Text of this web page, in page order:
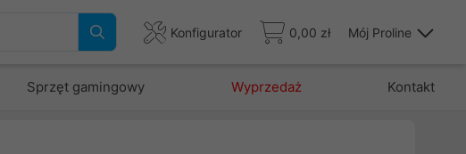
Konfigurator 0,00 zł Mój Proline
Sprzęt gamingowy Wyprzedaż Kontakt